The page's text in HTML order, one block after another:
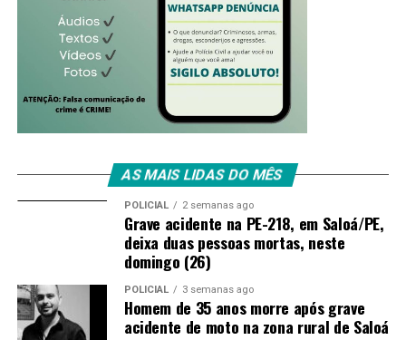
AS MAIS LIDAS DO MÊS
POLICIAL 2 semanas ago
Grave acidente na PE-218, em Saloá/PE,
deixa duas pessoas mortas, neste
domingo (26)
POLICIAL 3 semanas ago
Homem de 35 anos morre após grave
acidente de moto na zona rural de Saloá